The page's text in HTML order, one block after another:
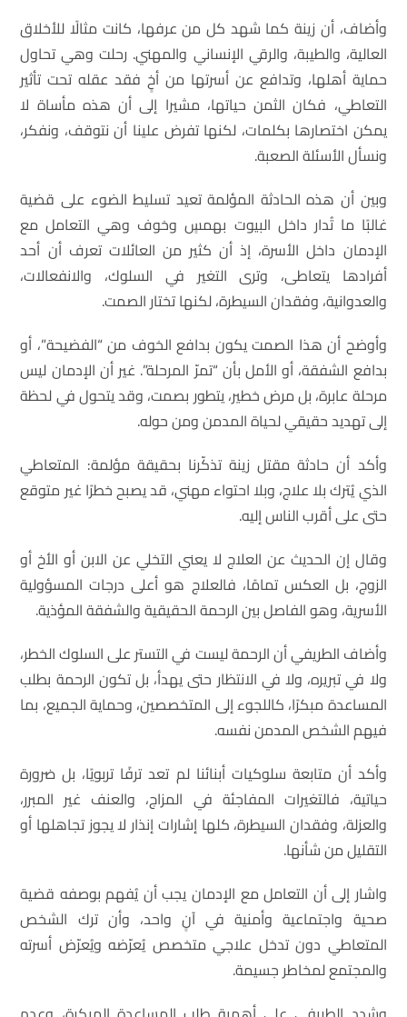
وأضاف، أن زينة كما شهد كل من عرفها، كانت مثالًا للأخلاق
العالية، والطيبة، والرقي الإنساني والمهني. رحلت وهي تحاول
حماية أهلها، وتدافع عن أسرتها من أخٍ فقد عقله تحت تأثير
التعاطي، فكان الثمن حياتها، مشيرا إلى أن هذه مأساة لا
يمكن اختصارها بكلمات، لكنها تفرض علينا أن نتوقف، ونفكر،
ونسأل الأسئلة الصعبة.
وبين أن هذه الحادثة المؤلمة تعيد تسليط الضوء على قضية
غالبًا ما تُدار داخل البيوت بهمسٍ وخوف وهي التعامل مع
الإدمان داخل الأسرة، إذ أن كثير من العائلات تعرف أن أحد
أفرادها يتعاطى، وترى التغير في السلوك، والانفعالات،
والعدوانية، وفقدان السيطرة، لكنها تختار الصمت.
وأوضح أن هذا الصمت يكون بدافع الخوف من “الفضيحة”، أو
بدافع الشفقة، أو الأمل بأن “تمرّ المرحلة”. غير أن الإدمان ليس
مرحلة عابرة، بل مرض خطير، يتطور بصمت، وقد يتحول في لحظة
إلى تهديد حقيقي لحياة المدمن ومن حوله.
وأكد أن حادثة مقتل زينة تذكّرنا بحقيقة مؤلمة: المتعاطي
الذي يُترك بلا علاج، وبلا احتواء مهني، قد يصبح خطرًا غير متوقع
حتى على أقرب الناس إليه.
وقال إن الحديث عن العلاج لا يعني التخلي عن الابن أو الأخ أو
الزوج، بل العكس تمامًا، فالعلاج هو أعلى درجات المسؤولية
الأسرية، وهو الفاصل بين الرحمة الحقيقية والشفقة المؤذية.
وأضاف الطريفي أن الرحمة ليست في التستر على السلوك الخطر،
ولا في تبريره، ولا في الانتظار حتى يهدأ، بل تكون الرحمة بطلب
المساعدة مبكرًا، كاللجوء إلى المتخصصين، وحماية الجميع، بما
فيهم الشخص المدمن نفسه.
وأكد أن متابعة سلوكيات أبنائنا لم تعد ترفًا تربويًا، بل ضرورة
حياتية، فالتغيرات المفاجئة في المزاج، والعنف غير المبرر،
والعزلة، وفقدان السيطرة، كلها إشارات إنذار لا يجوز تجاهلها أو
التقليل من شأنها.
واشار إلى أن التعامل مع الإدمان يجب أن يُفهم بوصفه قضية
صحية واجتماعية وأمنية في آنٍ واحد، وأن ترك الشخص
المتعاطي دون تدخل علاجي متخصص يُعرّضه ويُعرّض أسرته
والمجتمع لمخاطر جسيمة.